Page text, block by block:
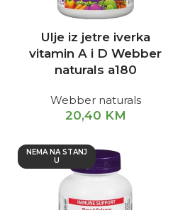
Ulje iz jetre iverka
vitamin A i D Webber
naturals a180
Webber naturals
20,40 KM
NEMA NA STANJ
U